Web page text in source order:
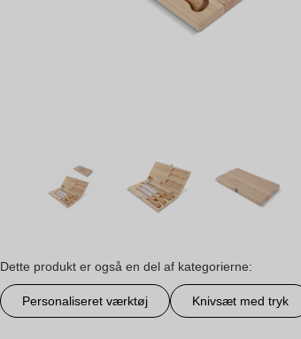
Dette produkt er også en del af kategorierne:
Personaliseret værktøj Knivsæt med tryk